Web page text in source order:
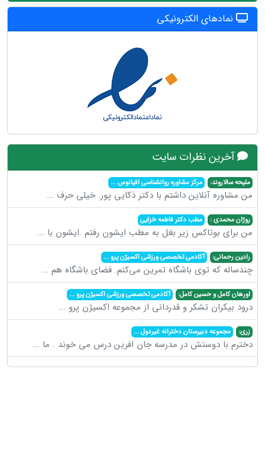
نمادهای الکترونیکی
آخرین نظرات سایت
ملیحه سالاروند: مرکز مشاوره روانشناسی اقیانوس...
من مشاوره آنلاین داشتم با دکتر ذکایی پور. خیلی حرف ...
روژان محمدی : مطب دکتر فاطمه خزایی
من برای بوتاکس زیر بغل به مطب ایشون رفتم .ایشون با ...
رادین رحمانی: آکادمی تخصصی ورزشی اکسیژن پرو...
چندساله که توی باشگاه تمرین می‌کنم. فضای باشگاه هم ...
اورهان کامل و حسین کامل: آکادمی تخصصی ورزشی اکسیژن پرو...
درود بیکران تشکر و قدردانی از مجموعه اکسیژن پرو ...
زری: مجموعه دبیرستان دخترانه غیردول...
دخترم با دوستش در مدرسه جان افرین درس می خوند . ما ...